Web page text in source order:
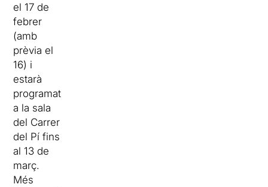
el 17 de
febrer
(amb
prèvia el
16) i
estarà
programat
a la sala
del Carrer
del Pí fins
al 13 de
març.
Més